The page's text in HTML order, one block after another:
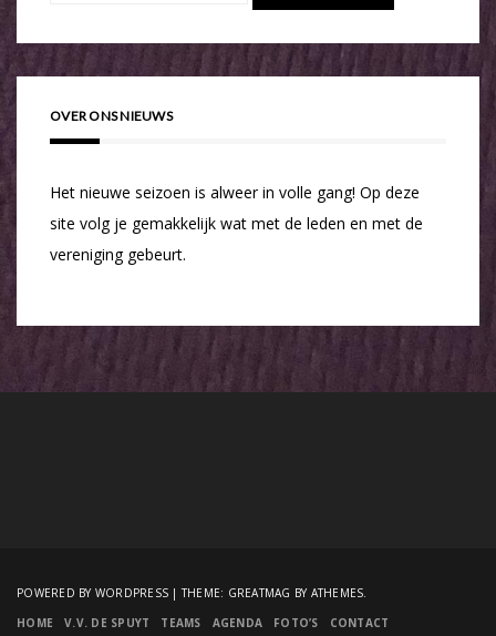
OVER ONS NIEUWS
Het nieuwe seizoen is alweer in volle gang! Op deze
site volg je gemakkelijk wat met de leden en met de
vereniging gebeurt.
POWERED BY WORDPRESS |THEME: GREATMAG BY ATHEMES.
HOME
V.V. DE SPUYT TEAMS AGENDA FOTO’S CONTACT